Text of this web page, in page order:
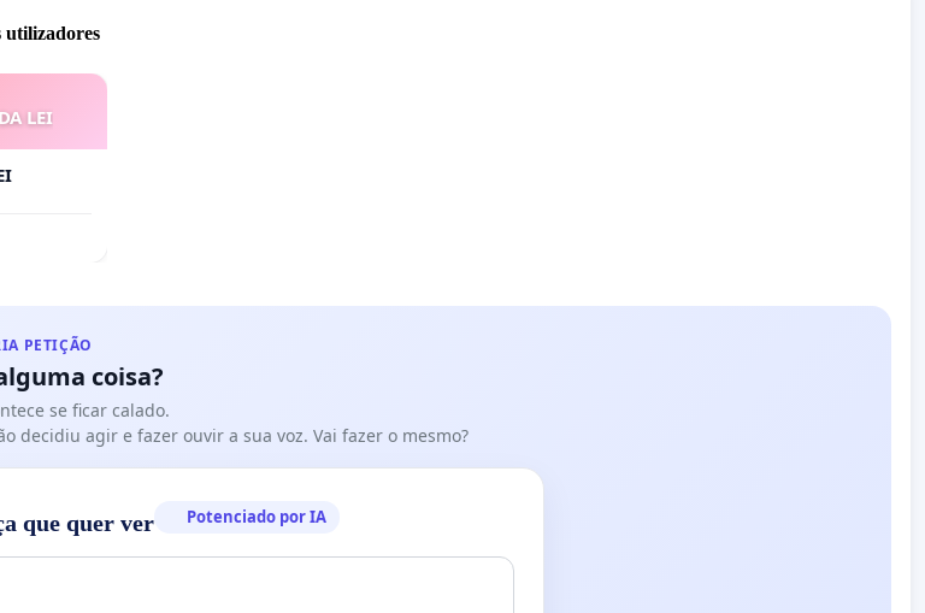
utilizadores
LEI
PETIÇÃO
coisa?
se ficar calado.
decidiu agir e fazer ouvir a sua voz. Vai fazer o mesmo?
que quer ver Potenciado por IA